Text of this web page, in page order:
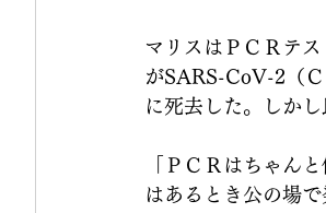
マリスはＰＣＲテ
がSARS-CoV-2（
に死去した。しか
「ＰＣＲはちゃん
はあるとき公の場